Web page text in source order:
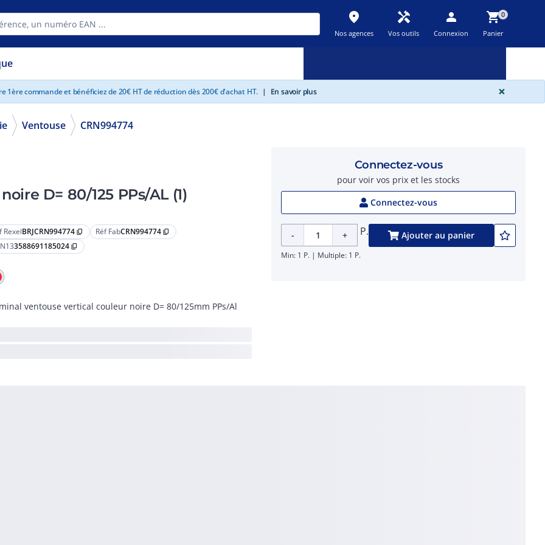
place
Nos agences
handyman
Vos outils
person
Connexion
shopping_cart0
Panier
1ère commande et bénéficiez de 20€ HT de réduction dès 200€ d'achat HT. | En savoir plus ×
Ventouse CRN994774
D= 80/125 PPs/AL (1)
RexelBRJCRN994774 content_copy Réf FabCRN994774 content_copy
3588691185024 content_copy
ventouse vertical couleur noire D= 80/125mm PPs/Al
Connectez-vous
pour voir vos prix et les stocks
Connectez-vous
- + P. Ajouter au panier
Min: 1 P. | Multiple: 1 P.